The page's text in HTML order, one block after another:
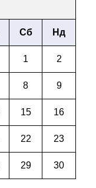
Сб Нд
1 2
8 9
15 16
22 23
29 30